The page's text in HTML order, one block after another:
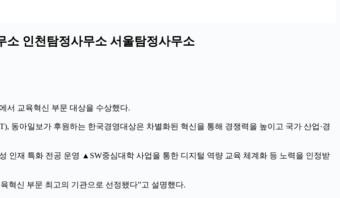
소 인천탐정사무소 서울탐정사무소
서 교육혁신 부문 대상을 수상했다.
동아일보가 후원하는 한국경영대상은 차별화된 혁신을 통해 경쟁력을 높이고 국가 산업·경
재 특화 전공 운영 ▲SW중심대학 사업을 통한 디지털 역량 교육 체계화 등 노력을 인정받
혁신 부문 최고의 기관으로 선정됐다”고 설명했다.